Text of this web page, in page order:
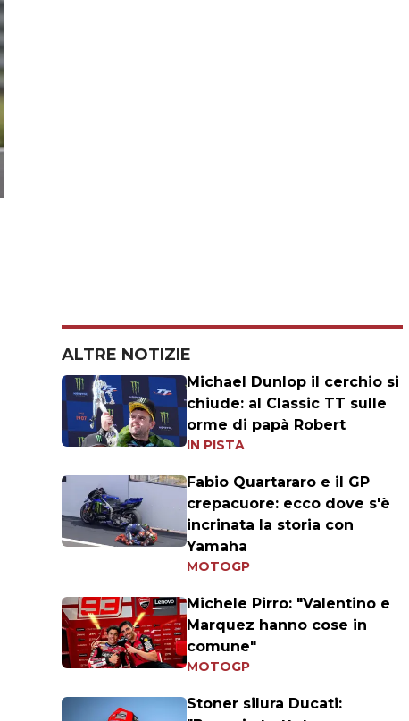
ALTRE NOTIZIE
Michael Dunlop il cerchio si
chiude: al Classic TT sulle
orme di papà Robert
IN PISTA
Fabio Quartararo e il GP
crepacuore: ecco dove s'è
incrinata la storia con
Yamaha
MOTOGP
Michele Pirro: "Valentino e
Marquez hanno cose in
comune"
MOTOGP
Stoner silura Ducati: